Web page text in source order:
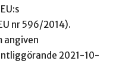
nr 596/2014).
angiven
2021-10-